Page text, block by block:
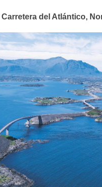
Carretera del Atlántico,